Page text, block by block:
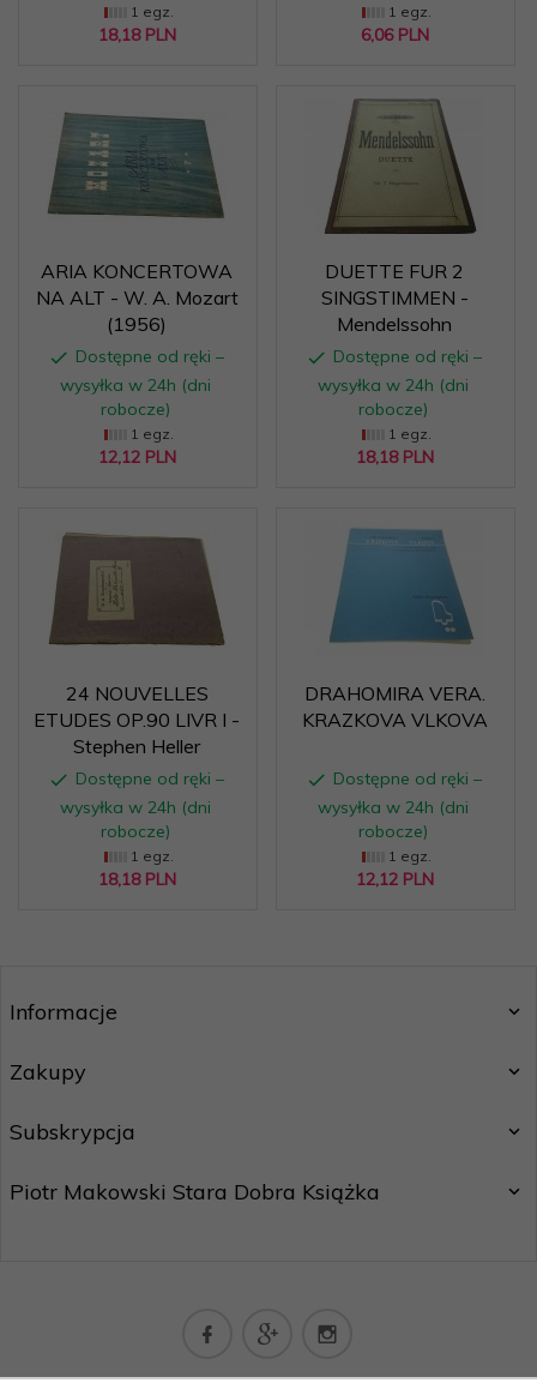
1 egz.
18,18 PLN
1 egz.
6,06 PLN
ARIA KONCERTOWA
NA ALT - W. A. Mozart
(1956)
Dostępne od ręki –
wysyłka w 24h (dni
robocze)
1 egz.
12,12 PLN
DUETTE FUR 2
SINGSTIMMEN -
Mendelssohn
Dostępne od ręki –
wysyłka w 24h (dni
robocze)
1 egz.
18,18 PLN
24 NOUVELLES
ETUDES OP.90 LIVR I -
Stephen Heller
Dostępne od ręki –
wysyłka w 24h (dni
robocze)
1 egz.
18,18 PLN
DRAHOMIRA VERA.
KRAZKOVA VLKOVA
Dostępne od ręki –
wysyłka w 24h (dni
robocze)
1 egz.
12,12 PLN
Informacje
Zakupy
Subskrypcja
Piotr Makowski Stara Dobra Książka
kontakt@staradobraksiazka.pl